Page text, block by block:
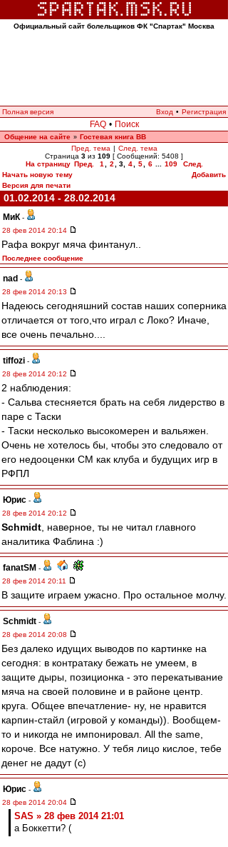
Официальный сайт болельщиков ФК "Спартак" Москва
Полная версия Вход • Регистрация
FAQ • Поиск
Общение на сайте » Гостевая книга ВВ
Пред. тема | След. тема
Страница 3 из 109 [ Сообщений: 5408 ]
На страницу Пред. 1 2 3, 4 5 6 109
След.
Начать новую тему
Добавить
Версия для печати
01.02.2014 - 28.02.2014
МиК -
28 фев 2014 20:14
Рафа вокруг мяча финтанул..
Последнее сообщение
nad -
28 фев 2014 20:13
Надеюсь сегодняшний состав наших соперника
отличается от того,что играл с Локо? Иначе,
все очень печально....
tiffozi -
28 фев 2014 20:12
2 наблюдения:
- Сальва стесняется брать на себя лидерство в
паре с Таски
- Таски несколько высокомерен и вальяжен.
Очень не хотелось бы, чтобы это следовало от
его недооценки СМ как клуба и будущих игр в
РФПЛ
Юрис -
28 фев 2014 20:12
Schmidt , наверное, ты не читал главного
аналитика Фаблина :)
fanatSM -
28 фев 2014 20:11
В защите играем ужасно. Про остальное молчу.
Schmidt -
28 фев 2014 20:08
Без далеко идущих выводов по картинке на
сегодня: в контратаку бежать не умеем, в
защите дыры, позиционка - это перекатывание
мяча на своей половине и в районе центр.
круга. Общее впечатление- ну, не нравится
карпин-стайл (игровой у команды)). Вообщем-
то и никогда не импонировал. All the same,
короче. Все натужно. У тебя лицо кислое, тебе
денег не дадут (с)
Юрис -
28 фев 2014 20:04
SAS » 28 фев 2014 21:01
а Боккетти? (